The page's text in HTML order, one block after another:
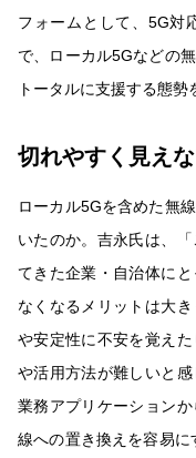
フォームとして、5G対
で、ローカル5Gなどの
トータルに支援する態勢
切れやすく見え
ローカル5Gを含めた無
いたのか。吉永氏は、
てきた企業・自治体に
なくなるメリットは大
や安定性に不安を覚え
や活用方法が難しいと感
業務アプリケーション
線への置き換えを容易